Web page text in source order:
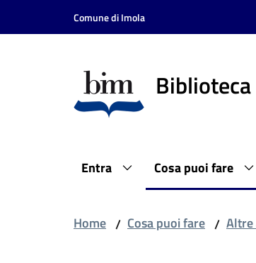
Vai al contenuto
Vai alla navigazione
Comune di Imola
Entra Cosa puoi fare
Home / Cosa puoi fare /